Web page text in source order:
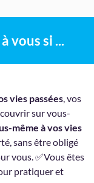
vous si ...
vies passées, vos
sur vous-
même à vos vies
sans être obligé
vous. ✅Vous êtes
pratiquer et